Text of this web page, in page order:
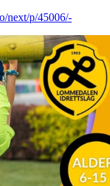
next/p/45006/-